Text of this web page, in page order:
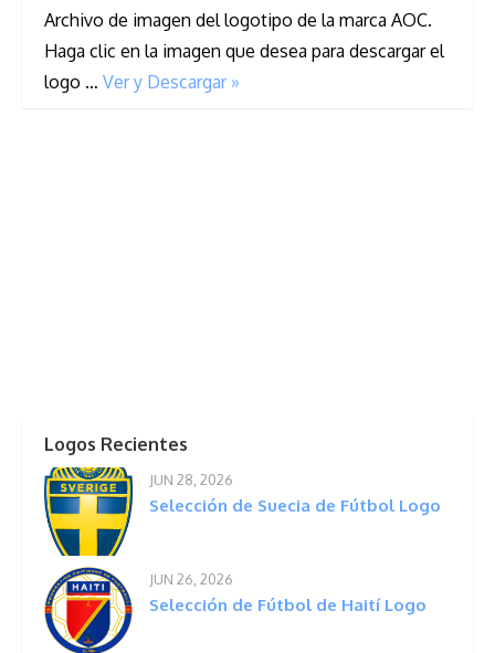
Archivo de imagen del logotipo de la marca AOC.
Haga clic en la imagen que desea para descargar el
logo … Ver y Descargar »
Logos Recientes
JUN 28, 2026
Selección de Suecia de Fútbol Logo
JUN 26, 2026
Selección de Fútbol de Haití Logo